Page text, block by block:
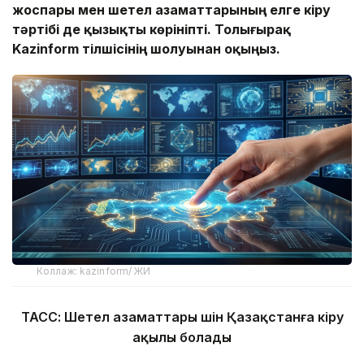
жоспары мен шетел азаматтарының елге кіру
тәртібі де қызықты көрініпті. Толығырақ
Kazinform тілшісінің шолуынан оқыңыз.
Коллаж: kazinform/ ЖИ
ТАСС: Шетел азаматтары үшін Қазақстанға кіру
ақылы болады